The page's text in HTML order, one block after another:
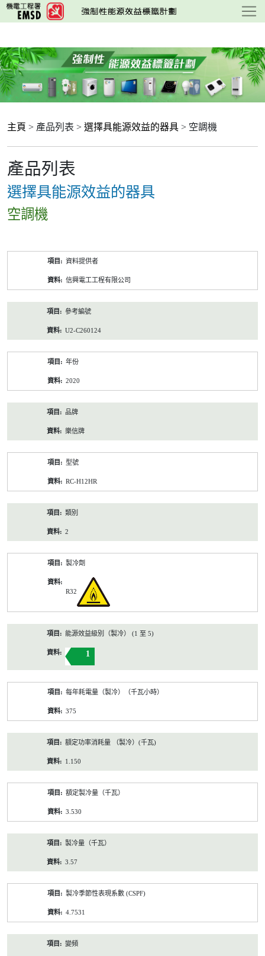
跳
至
要
內
容
主頁 > 產品列表 > 選擇具能源效益的器具 > 空調機
產品列表
選擇具能源效益的器具
空調機
資料提供者
信興電工工程有限公司
參考編號
U2-C260124
年份
2020
品牌
樂信牌
型號
RC-H12HR
類別
2
製冷劑
R32
能源效益級別（製冷） (1 至 5)
1
每年耗電量（製冷）（千瓦小時）
375
額定功率消耗量 （製冷）(千瓦)
1.150
額定製冷量（千瓦）
3.530
製冷量（千瓦）
3.57
製冷季節性表現系數 (CSPF)
4.7531
變頻